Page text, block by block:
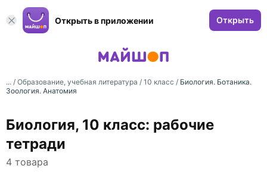
Открыть в приложении Открыть
... / Образование, учебная литература / 10 класс / Биология. Ботаника.
Зоология. Анатомия
Биология, 10 класс: рабочие
тетради
4 товара